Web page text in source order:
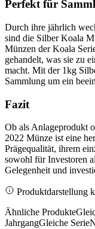
Perfekt für
Durch ihre jährlich
sind die Silber Koala
Münzen der Koala
gehandelt, was sie zu
macht. Mit der 1kg
Sammlung um ein
Fazit
Ob als Anlageprodukt
2022 Münze ist eine
Prägequalität, ihrem
sowohl für Investoren
Gelegenheit und
Produktdarstellung
Ähnliche Produkte
JahrgangGleiche Serie